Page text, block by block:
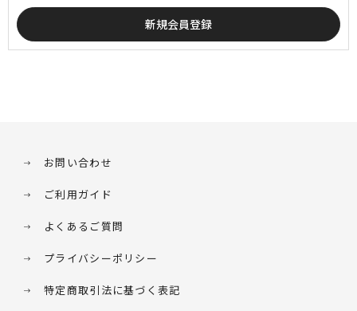
お問い合わせ
ご利用ガイド
よくあるご質問
プライバシーポリシー
特定商取引法に基づく表記